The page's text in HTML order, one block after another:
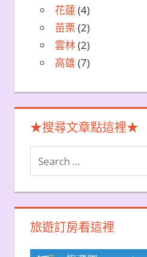
花蓮 (4)
苗栗 (2)
雲林(2)
高雄 (7)
★搜尋文章點這裡★
Search
for:
旅遊訂房看這裡